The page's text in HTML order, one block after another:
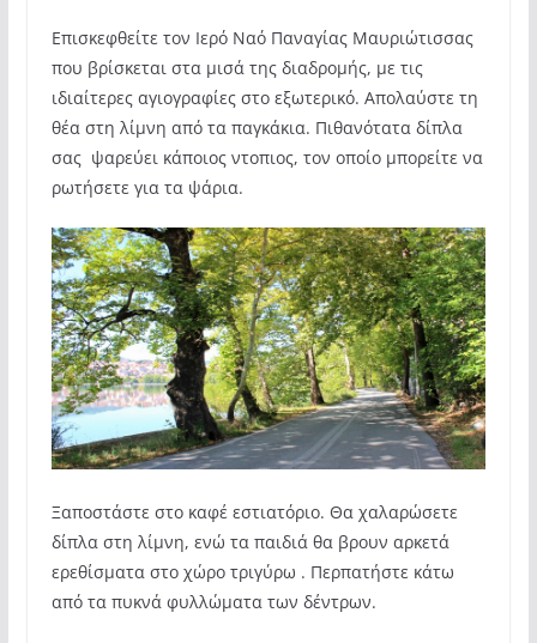
Επισκεφθείτε τον Ιερό Ναό Παναγίας Μαυριώτισσας
που βρίσκεται στα μισά της διαδρομής, με τις
ιδιαίτερες αγιογραφίες στο εξωτερικό. Απολαύστε τη
θέα στη λίμνη από τα παγκάκια. Πιθανότατα δίπλα
σας ψαρεύει κάποιος ντοπιος, τον οποίο μπορείτε να
ρωτήσετε για τα ψάρια.
Ξαποστάστε στο καφέ εστιατόριο. Θα χαλαρώσετε
δίπλα στη λίμνη, ενώ τα παιδιά θα βρουν αρκετά
ερεθίσματα στο χώρο τριγύρω . Περπατήστε κάτω
από τα πυκνά φυλλώματα των δέντρων.